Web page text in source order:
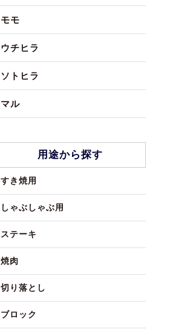
モモ
ウチヒラ
ソトヒラ
マル
用途から探す
すき焼用
しゃぶしゃぶ用
ステーキ
焼肉
切り落とし
ブロック